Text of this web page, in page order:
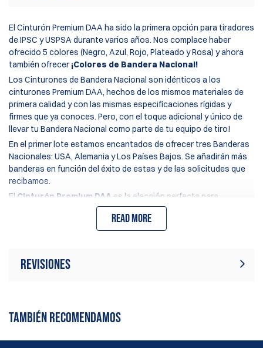
El Cinturón Premium DAA ha sido la primera opción para tiradores
de IPSC y USPSA durante varios años. Nos complace haber
ofrecido 5 colores (Negro, Azul, Rojo, Plateado y Rosa) y ahora
también ofrecer ¡Colores de Bandera Nacional!
Los Cinturones de Bandera Nacional son idénticos a los
cinturones Premium DAA, hechos de los mismos materiales de
primera calidad y con las mismas especificaciones rígidas y
firmes que ya conoces. Pero, con el toque adicional y único de
llevar tu Bandera Nacional como parte de tu equipo de tiro!
En el primer lote estamos encantados de ofrecer tres Banderas
Nacionales: USA, Alemania y Los Países Bajos. Se añadirán más
banderas en función del éxito de estas y de las solicitudes que
recibamos.
El Cinturón Premium DAA es la elección perfecta para
tiradores competitivos que buscan rendimiento superior,
simplicidad y durabilidad. Conocido por su construcción rígida y
de alta densidad, asegura que tu funda y porta cargadores
Disponible en muchos colores incluyendo los modelos de
Bandera Nacional, este cinturón combina simplicidad,
Construcción de alta densidad
Sistema de doble cinturón: Incluye un cinturóninterno
Read more
Revisiones
productos. Sé el primero en escribir
una reseña
TAMBIÉN RECOMENDAMOS